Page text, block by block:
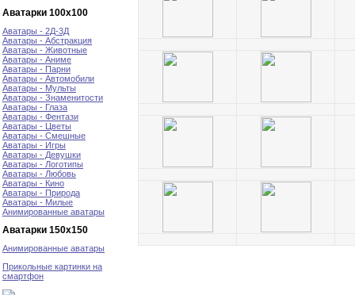
Аватарки 100х100
Аватары - 2Д-3Д
Аватары - Абстракция
Аватары - Животные
Аватары - Аниме
Аватары - Парни
Аватары - Автомобили
Аватары - Мульты
Аватары - Знаменитости
Аватары - Глаза
Аватары - Фентази
Аватары - Цветы
Аватары - Смешные
Аватары - Игры
Аватары - Девушки
Аватары - Логотипы
Аватары - Любовь
Аватары - Кино
Аватары - Природа
Аватары - Милые
Анимированные аватары
Аватарки 150х150
Анимированные аватары
Прикольные картинки на
смартфон